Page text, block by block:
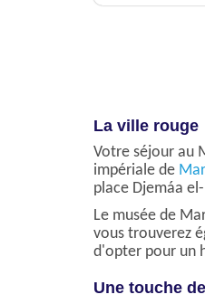
La ville rouge
Votre séjour au
impériale de
place Djemáa
Le musée de
vous trouverez
d'opter pour un
Une touche